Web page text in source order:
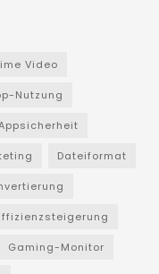
Video
Nutzung
Dateiformat
Gaming-Monitor